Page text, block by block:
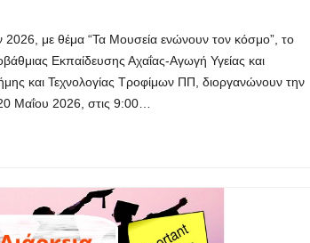
με θέμα “Τα Μουσεία ενώνουν τον κόσμο”, το
Εκπαίδευσης Αχαΐας-Αγωγή Υγείας και
και Τεχνολογίας Τροφίμων ΠΠ, διοργανώνουν την
Μαΐου 2026, στις 9:00…